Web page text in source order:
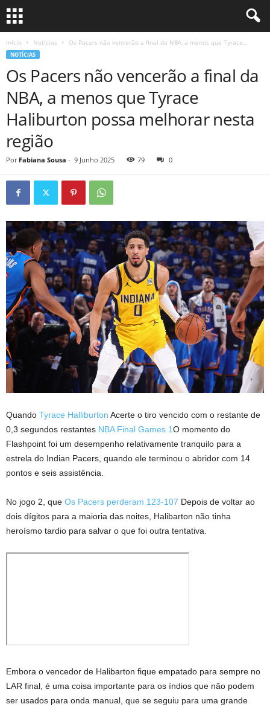
Início Notícias Os Pacers não vencerão a final da NBA, a menos que Tyrace...
NOTÍCIAS
Os Pacers não vencerão a final da
NBA, a menos que Tyrace
Haliburton possa melhorar nesta
região
Por Fabiana Sousa - 9 Junho 2025 79 0
Quando Tyrace Halliburton Acerte o tiro vencido com o restante de
0,3 segundos restantes NBA Final Games 1O momento do
Flashpoint foi um desempenho relativamente tranquilo para a
estrela do Indian Pacers, quando ele terminou o abridor com 14
pontos e seis assistência.
No jogo 2, que Os Pacers perderam 123-107 Depois de voltar ao
dois dígitos para a maioria das noites, Halibarton não tinha
heroísmo tardio para salvar o que foi outra tentativa.
Embora o vencedor de Halibarton fique empatado para sempre no
LAR final, é uma coisa importante para os índios que não podem
ser usados ​​para onda manual, que se seguiu para uma grande